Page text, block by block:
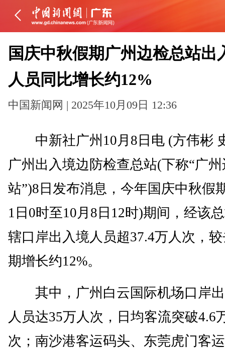
国庆中秋假期广州边检总站出
人员同比增长约12%
中国新闻网 | 2025年10月09日 12:36
中新社广州10月8日电 (方伟彬
广州出入境边防检查总站(下称“广
站”)8日发布消息，今年国庆中秋假
1日0时至10月8日12时)期间，经该
辖口岸出入境人员超37.4万人次，
期增长约12%。
其中，广州白云国际机场口岸
人员达35万人次，日均客流突破4.6
次；南沙港客运码头、东莞虎门客